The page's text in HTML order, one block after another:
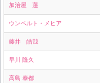
加治屋 蓮
ウンベルト・メヒア
藤井 皓哉
早川 隆久
高島 泰都